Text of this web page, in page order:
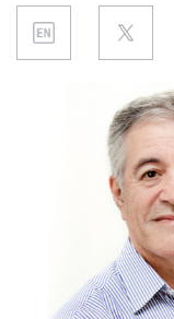
REGULACIÓN
EXPOSICIÓN
ENTREVISTA